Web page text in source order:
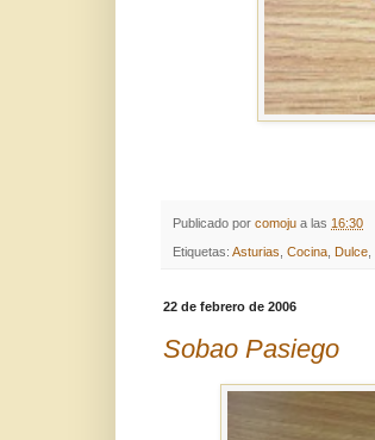
Publicado por comoju a las 16:30
Etiquetas: Asturias Cocina Dulce
22 de febrero de 2006
Sobao Pasiego